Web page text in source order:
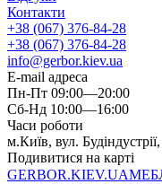
Контакти
+38 (067) 376-84-28
+38 (067) 376-84-28
info@gerbor.kiev.ua
E-mail адреса
Пн-Пт 09:00—20:00
Сб-Нд 10:00—16:00
Часи роботи
м.Київ, вул.
Подивитися на карті
GERBOR.KIEV.UA